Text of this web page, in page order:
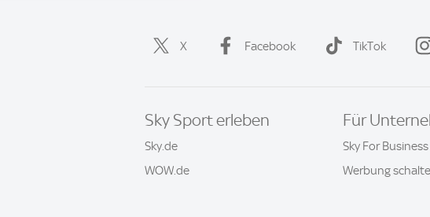
X Facebook TikTok
Sky Sport erleben
Sky.de
WOW.de
Für
Sky For Business
Werbung